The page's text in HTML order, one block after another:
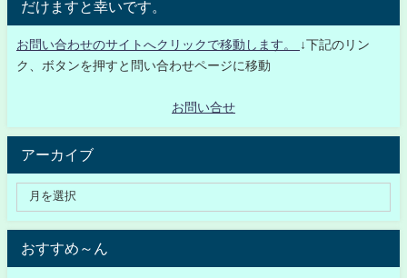
だけますと幸いです。
お問い合わせのサイトへクリックで移動します。
↓下記のリン
ク、ボタンを押すと問い合わせページに移動
お問い合せ
アーカイブ
おすすめ～ん